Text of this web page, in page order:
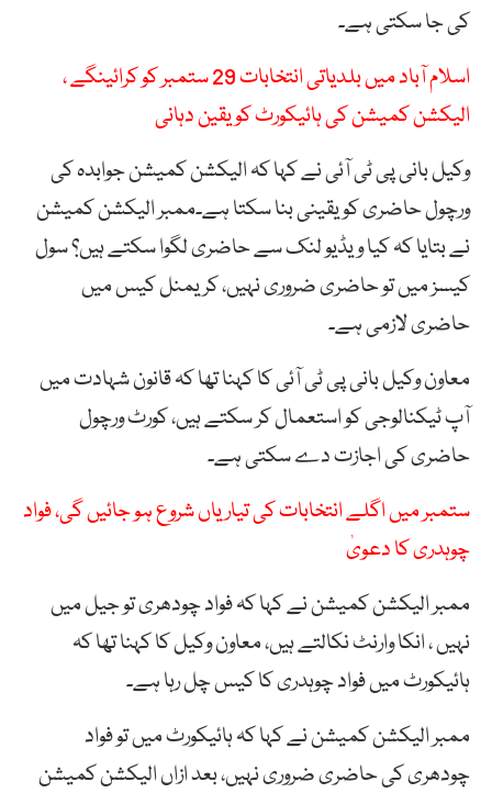
کی جا سکتی ہے۔
اسلام آباد میں بلدیاتی انتخابات 29 ستمبر کو کرائینگے ،
الیکشن کمیشن کی ہائیکورٹ کو یقین دہانی
وکیل بانی پی ٹی آئی نے کہا کہ الیکشن کمیشن جوابدہ کی
ورچول حاضری کو یقینی بنا سکتا ہے۔ممبر الیکشن کمیشن
نے بتایا کہ کیا ویڈیو لنک سے حاضری لگوا سکتے ہیں؟ سول
کیسز میں تو حاضری ضروری نہیں، کریمنل کیس میں
حاضری لازمی ہے۔
معاون وکیل بانی پی ٹی آئی کا کہنا تھا کہ قانون شہادت میں
آپ ٹیکنالوجی کو استعمال کر سکتے ہیں، کورٹ ورچول
حاضری کی اجازت دے سکتی ہے۔
ستمبر میں اگلے انتخابات کی تیاریاں شروع ہو جائیں گی، فواد
چوہدری کا دعویٰ
ممبر الیکشن کمیشن نے کہا کہ فواد چودھری تو جیل میں
نہیں ، انکا وارنٹ نکالتے ہیں، معاون وکیل کا کہنا تھا کہ
ہائیکورٹ میں فواد چوہدری کا کیس چل رہا ہے۔
ممبر الیکشن کمیشن نے کہا کہ ہائیکورٹ میں تو فواد
چودھری کی حاضری ضروری نہیں، بعد ازاں الیکشن کمیشن